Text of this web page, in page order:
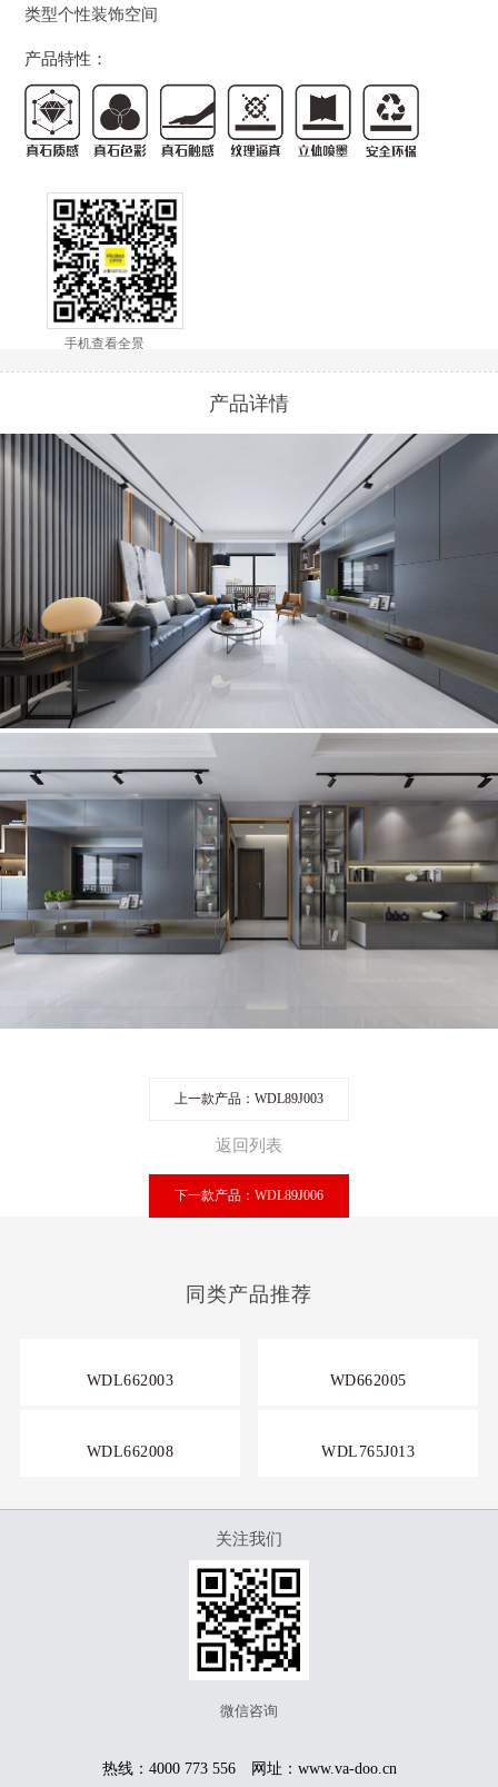
类型个性装饰空间
产品特性：
手机查看全景
产品详情
上一款产品：WDL89J003
返回列表
下一款产品：WDL89J006
同类产品推荐
WDL662003 WD662005
WDL662008 WDL765J013
关注我们
微信咨询
热线：4000 773 556 网址：www.va-doo.cn